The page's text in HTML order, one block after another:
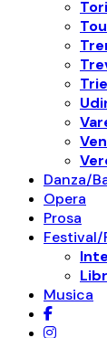
Danza/
Opera
Prosa
Festival/
Musica